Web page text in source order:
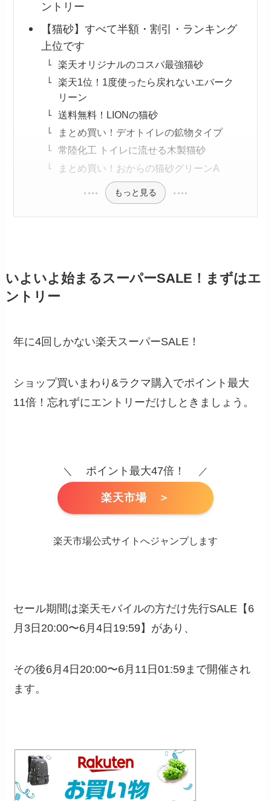
ントリー
【猫砂】すべて半額・割引・ランキング
上位です
楽天オリジナルのコスパ最強猫砂
楽天1位！1度使ったら戻れないエバーク
リーン
送料無料！LIONの猫砂
まとめ買い！デオトイレの鉱物タイプ
常陸化工 トイレに流せる木製猫砂
まとめ買い！おからの猫砂グリーンA
もっと見る
いよいよ始まるスーパーSALE！まずはエ
ントリー
年に4回しかない楽天スーパーSALE！
ショップ買いまわり&ラクマ購入でポイント最大
11倍！忘れずにエントリーだけしときましょう。
＼ ポイント最大47倍！ ／
楽天市場 ＞
楽天市場公式サイトへジャンプします
セール期間は楽天モバイルの方だけ先行SALE【6
月3日20:00〜6月4日19:59】があり、
その後6月4日20:00〜6月11日01:59まで開催され
ます。